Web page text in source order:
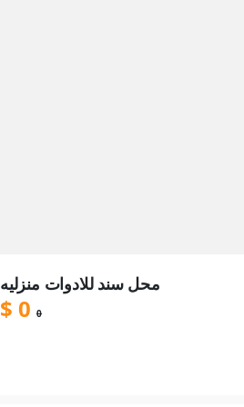
محل سند للادوات منزليه
$ 0 0